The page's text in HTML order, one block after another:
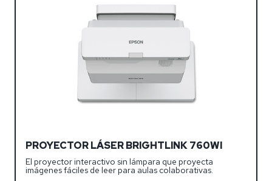
PROYECTOR LÁSER BRIGHTLINK 760WI
El proyector interactivo sin lámpara que proyecta
imágenes fáciles de leer para aulas colaborativas.